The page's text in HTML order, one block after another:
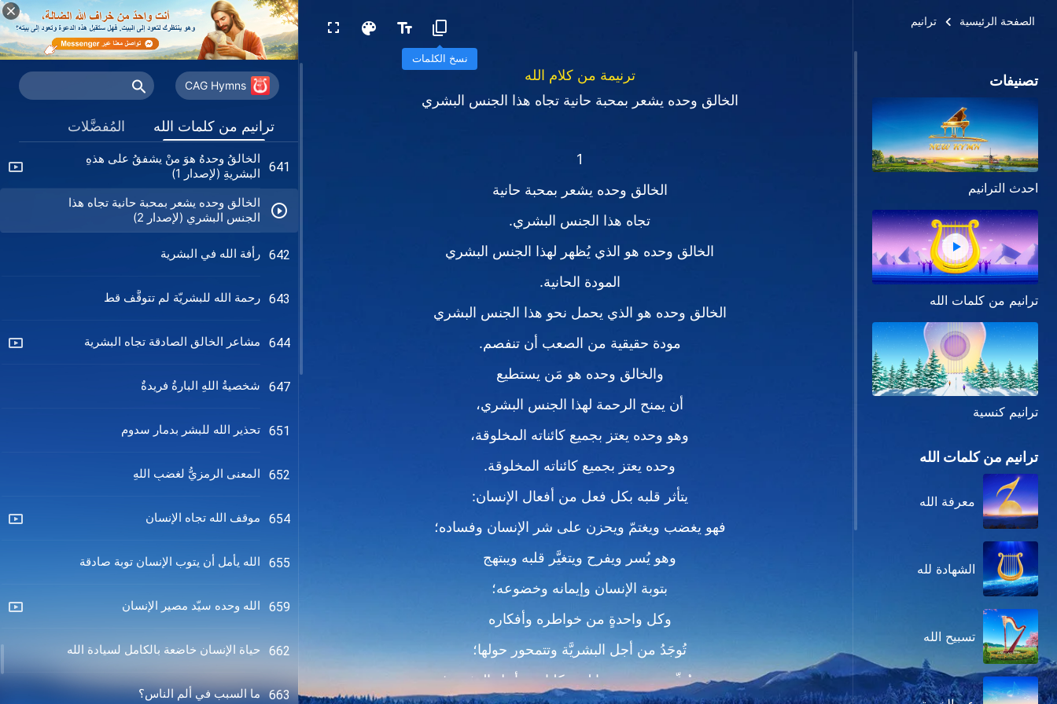
الصفحة الرئيسية ترانيم
نسخ الكلمات
تصنيفات
احدث الترانيم
ترانيم من كلمات الله
ترانيم كنسية
ترانيم من كلمات الله
معرفة الله
الشهادة لله
تسبيح الله
ترنيمة من كلام الله
الخالق وحده يشعر بمحبة حانية تجاه هذا الجنس البشري
1
الخالق وحده يشعر بمحبة حانية
تجاه هذا الجنس البشري.
الخالق وحده هو الذي يُظهر لهذا الجنس البشري
المودة الحانية.
الخالق وحده هو الذي يحمل نحو هذا الجنس البشري
مودة حقيقية من الصعب أن تنفصم.
والخالق وحده هو مَن يستطيع
أن يمنح الرحمة لهذا الجنس البشري،
وهو وحده يعتز بجميع كائناته المخلوقة،
وحده يعتز بجميع كائناته المخلوقة.
يتأثر قلبه بكل فعل من أفعال الإنسان:
فهو يغضب ويغتمّ ويحزن على شر الإنسان وفساده؛
وهو يُسر ويفرح ويتغيَّر قلبه ويبتهج
بتوبة الإنسان وإيمانه وخضوعه؛
وكل واحدةٍ من خواطره وأفكاره
تُوجَدُ من أجل البشريَّة وتتمحور حولها؛
وهو يُعبِّر عمن هو وما لديه كليا من أجل البشرية؛
CAG Hymns
ترانيم من كلمات الله المُفضَّلات
635 البشر ما يزالونهم البشرالذين خلقهم الله
639 استحسن الله توبة ملك نينوى
640
والخيال
641
الخالقُ وحدهُ هوَ منْ يشفقُ على هذهِ
البشريةِ (لإصدار 1)
الخالق وحده يشعر بمحبة حانية تجاه هذا
الجنس البشري (لإصدار 2)
642 رأفة الله في البشرية
643 رحمة الله للبشريّة لم تتوقَّف قط
644 مشاعر الخالق الصادقة تجاه البشرية
647 شخصيةُ اللهِ البارةُ فريدةٌ
651 تحذير الله للبشر بدمار سدوم
652 المعنى الرمزيُّ لغضبِ اللهِ
654 موقف الله تجاه الإنسان
655 الله يأمل أن يتوب الإنسان توبة صادقة
659 الله وحده سيّد مصير الإنسان
662 حياة الإنسان خاضعة بالكامل لسيادة الله
663 ما السبب في ألم الناس؟